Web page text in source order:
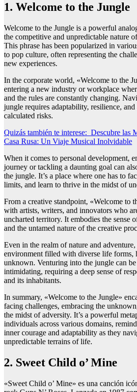
1. Welcome to the Jungle
Welcome to the Jungle is a powerful
the competitive and unpredictable nature
This phrase has been popularized in
to pop culture, often representing the
new experiences.
In the corporate world, «Welcome to the
entering a new industry or workplace
and the rules are constantly changing.
jungle requires adaptability, resilience,
calculated risks.
Quizás también te interese: Descubre las
Casa Rusa: Un Viaje Musical Inolvidable
When it comes to personal development,
journey or tackling a daunting goal can
the jungle. It’s a place where one has to
limits, and learn to thrive in the midst of
From a creative standpoint, «Welcome to
with artists, writers, and innovators who
uncharted territory. It embodies the sense
and the untamed nature of the creative
Even in the realm of nature and
environment filled with diverse life forms,
unknown. Venturing into the jungle can
intimidating, requiring a deep sense of
and its inhabitants.
In summary, «Welcome to the Jungle»
facing challenges, embracing the
the midst of adversity. It’s a powerful
individuals across various domains,
inner courage and adaptability as they
unpredictable terrains of life.
2. Sweet Child o’ Mine
«Sweet Child o’ Mine» es una canción